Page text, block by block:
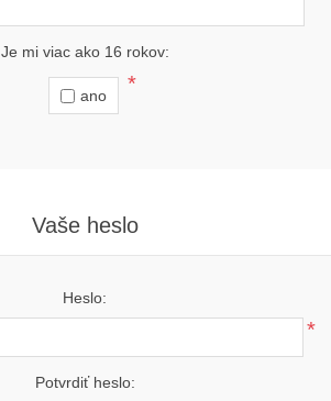
Je mi viac ako 16 rokov:
ano *
Vaše heslo
Heslo:
*
Potvrdiť heslo: